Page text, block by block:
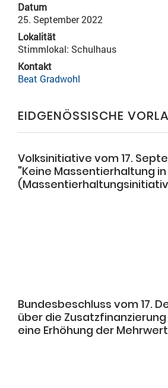
Datum
25. September 2022
Lokalität
Stimmlokal: Schulhaus
Kontakt
Beat Gradwohl
EIDGENÖSSISCHE
Volksinitiative vom 17.
"Keine Massentierhaltung
Bundesbeschluss vom 17.
über die Zusatzfinanzierung
eine Erhöhung der